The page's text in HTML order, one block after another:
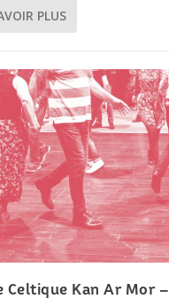
PLUS
Celtique Kan Ar Mor –